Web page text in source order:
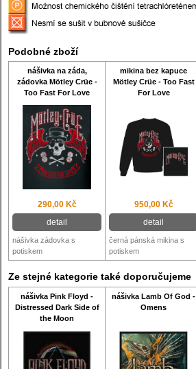
Podobné zboží
nášivka na záda,
zádovka Mötley Crüe -
Too Fast For Love
mikina bez kapuce
Mötley Crüe - Too Fast
For Love
290,00 Kč
detail
950,00 Kč
detail
nášivka zádovka s
potiskem
černá pánská mikina s
potiskem
Ze stejné kategorie také doporučujeme
nášivka Pink Floyd -
Distressed Dark Side of
the Moon
nášivka Lamb Of God -
Omens